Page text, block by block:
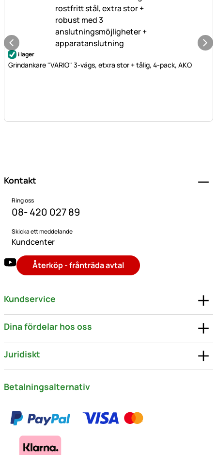
i lager
Grindankare "VARIO" 3-vägs, etxra stor + tålig, 4-pack, AKO
Kontakt
Ring oss
08- 420 027 89
Skicka ett meddelande
Kundcenter
Återköp - frånträda avtal
Kundservice
Dina fördelar hos oss
Juridiskt
Betalningsalternativ